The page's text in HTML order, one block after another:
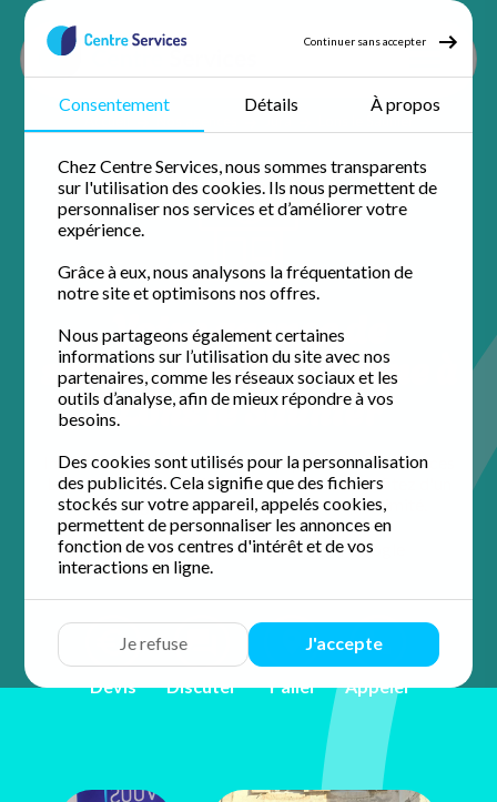
Continuer sans accepter
Consentement Détails À propos
Chez Centre Services, nous sommes transparents
sur l'utilisation des cookies. Ils nous permettent de
personnaliser nos services et d’améliorer votre
expérience.
Grâce à eux, nous analysons la fréquentation de
notre site et optimisons nos offres.
Nous partageons également certaines
informations sur l’utilisation du site avec nos
partenaires, comme les réseaux sociaux et les
outils d’analyse, afin de mieux répondre à vos
besoins.
Des cookies sont utilisés pour la personnalisation
des publicités. Cela signifie que des fichiers
stockés sur votre appareil, appelés cookies,
permettent de personnaliser les annonces en
fonction de vos centres d'intérêt et de vos
interactions en ligne.
Je refuse J'accepte
Votre agence de
services à la personne à
Lons le Saunier
Installée au cœur de la ville, l'équipe de Centre Services
Lons le Saunier simplifie votre quotidien. Profitez d'un
accompagnement personnalisé et de proximité.
4.7 / 5 sur 37 avisGoogle
Devis Discuter Y aller Appeler